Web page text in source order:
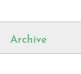
Archive